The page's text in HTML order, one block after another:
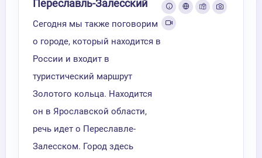
Переславль-Залесский
Сегодня мы также поговорим
о городе, который находится в
России и входит в
туристический маршрут
Золотого кольца. Находится
он в Ярославской области,
речь идет о Переславле-
Залесском. Город здесь